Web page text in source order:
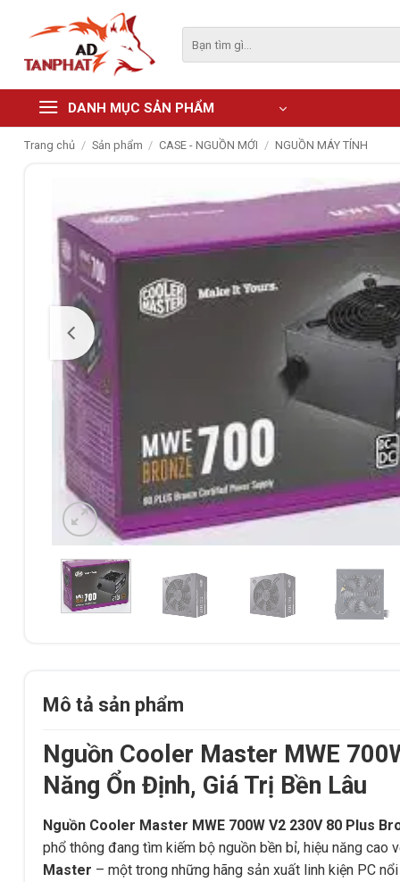
content
kiếm:
DANH MỤC SẢN PHẨM
Trang chủ / Sản phẩm / CASE - NGUỒN MỚI / NGUỒN MÁY TÍNH
Mô tả sản phẩm
Nguồn Cooler Master MWE
Năng Ổn Định, Giá Trị Bền Lâu
Nguồn Cooler Master MWE 700W V2 230V 80 Plus
phổ thông đang tìm kiếm bộ nguồn bền bỉ, hiệu năng cao
Master – một trong những hãng sản xuất linh kiện PC